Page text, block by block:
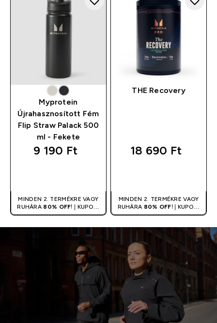
Myprotein
Újrahasznosított Fém
Flip Straw Palack 500
ml - Fekete
9 190 Ft‎
MINDEN 2. TERMÉKRE VAGY
RUHÁRA 80% OFF! | KUPON:
DUPLA
THE Recovery
18 690 Ft‎
MINDEN 2. TERMÉKRE VAGY
RUHÁRA 80% OFF! | KUPON:
DUPLA